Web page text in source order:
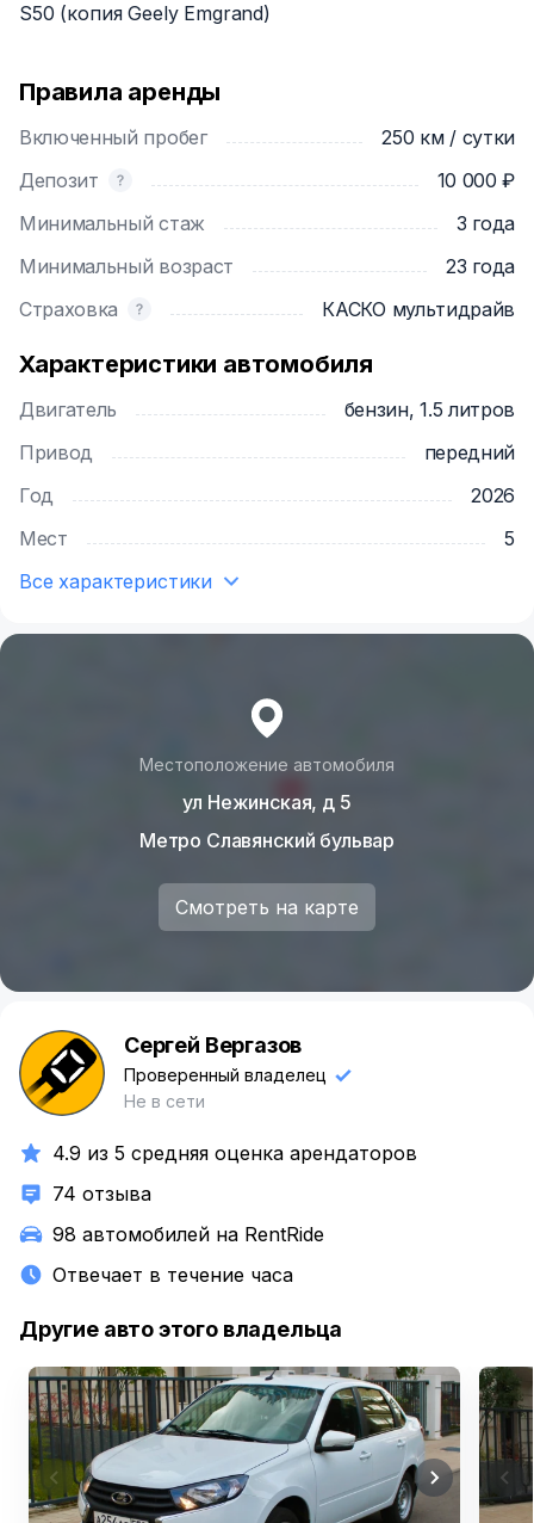
S50 (копия Geely Emgrand)
Правила аренды
Включенный пробег
250 км / сутки
Депозит
10 000 ₽
Минимальный стаж
3 года
Минимальный возраст
23 года
Страховка
КАСКО мультидрайв
Характеристики автомобиля
Двигатель
бензин, 1.5 литров
Привод
передний
Год
2026
Мест
5
Все характеристики
Местоположение автомобиля
ул Нежинская, д 5
Метро Славянский бульвар
Смотреть на карте
С Сергей Вергазов
Проверенный владелец
Не в сети
4.9 из 5 средняя оценка арендаторов
74 отзыва
98 автомобилей на RentRide
Отвечает в течение часа
Другие авто этого владельца